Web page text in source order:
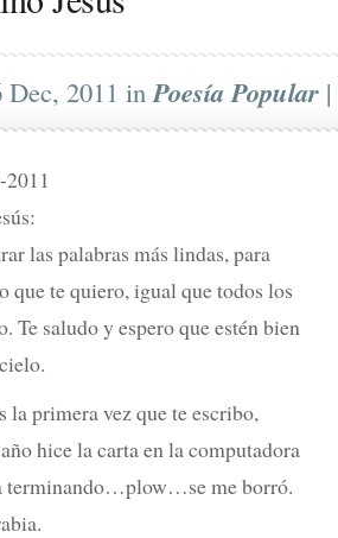
Dec, 2011 inPoesía Popular |
las palabras más lindas, para
que te quiero, igual que todos los
Te saludo y espero que estén bien
la primera vez que te escribo,
hice la carta en la computadora
terminando…plow…se me borró.